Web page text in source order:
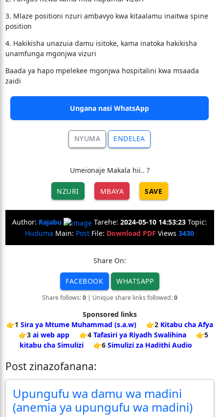
3. Mlaze positioni nzuri ambavyo kwa kitaalamu inaitwa spine
position
4. Hakikisha unazuia damu isitoke, kama inatoka hakikisha
unamfunga mgonjwa vizuri
Baada ya hapo mpelekee mgonjwa hospitalini kwa msaada
zaidi
Ungana nasi WhatsApp
NYUMA ENDELEA
Umeionaje Makala hii.. ?
NZURI MBAYA SAVE
Author: Rajabu Tarehe: 2024-05-10 14:53:23 Topic:
Huduma Main: Post File: Download PDF Views 3430
Share On:
FACEBOOK WHATSAPP
Share follows:0| Unique share links followed:0
Sponsored links
👉1 Sira ya Mtume Muhammad (s.a.w) 👉2 Kitabu cha Afya
👉3 ai web app 👉4 Tafasiri ya Riyadh Swalihina
👉5
kitabu cha Simulizi
👉6 Simulizi za Hadithi Audio
Post zinazofanana:
Upungufu wa damu wa madini
(anemia ya upungufu wa madini)